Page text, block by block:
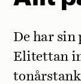
De har sin
Elitettan